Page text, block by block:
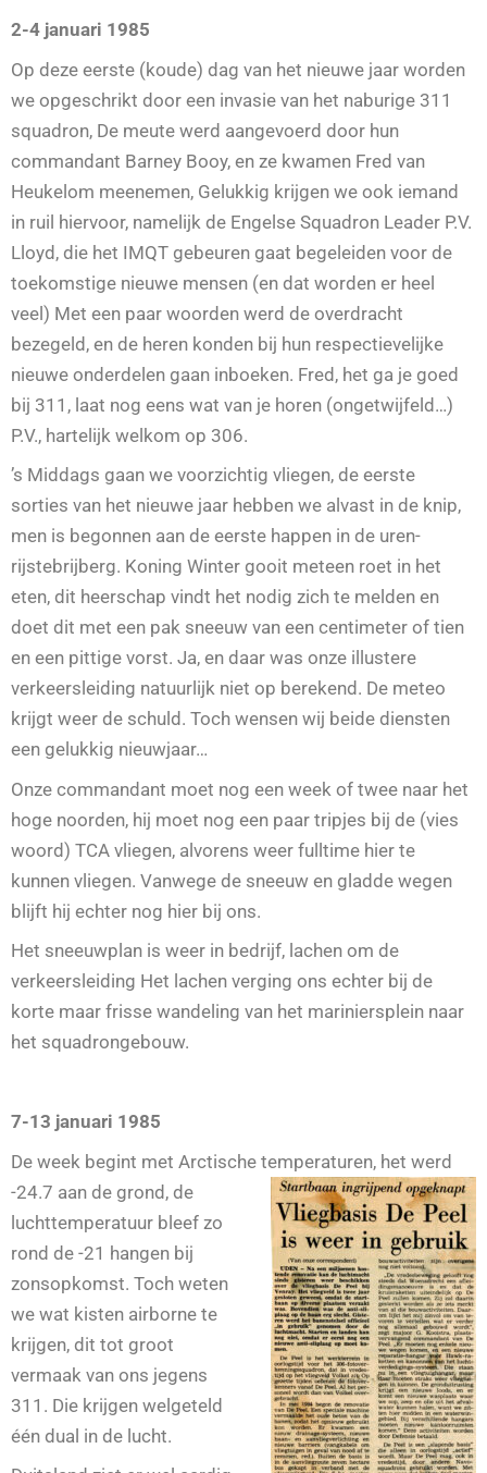
2-4 januari 1985
Op deze eerste (koude) dag van het nieuwe jaar worden
we opgeschrikt door een invasie van het naburige 311
squadron, De meute werd aangevoerd door hun
commandant Barney Booy, en ze kwamen Fred van
Heukelom meenemen, Gelukkig krijgen we ook iemand
in ruil hiervoor, namelijk de Engelse Squadron Leader P.V.
Lloyd, die het IMQT gebeuren gaat begeleiden voor de
toekomstige nieuwe mensen (en dat worden er heel
veel) Met een paar woorden werd de overdracht
bezegeld, en de heren konden bij hun respectievelijke
nieuwe onderdelen gaan inboeken. Fred, het ga je goed
bij 311, laat nog eens wat van je horen (ongetwijfeld…)
P.V., hartelijk welkom op 306.
’s Middags gaan we voorzichtig vliegen, de eerste
sorties van het nieuwe jaar hebben we alvast in de knip,
men is begonnen aan de eerste happen in de uren-
rijstebrijberg. Koning Winter gooit meteen roet in het
eten, dit heerschap vindt het nodig zich te melden en
doet dit met een pak sneeuw van een centimeter of tien
en een pittige vorst. Ja, en daar was onze illustere
verkeersleiding natuurlijk niet op berekend. De meteo
krijgt weer de schuld. Toch wensen wij beide diensten
een gelukkig nieuwjaar…
Onze commandant moet nog een week of twee naar het
hoge noorden, hij moet nog een paar tripjes bij de (vies
woord) TCA vliegen, alvorens weer fulltime hier te
kunnen vliegen. Vanwege de sneeuw en gladde wegen
blijft hij echter nog hier bij ons.
Het sneeuwplan is weer in bedrijf, lachen om de
verkeersleiding Het lachen verging ons echter bij de
korte maar frisse wandeling van het mariniersplein naar
het squadrongebouw.
7-13 januari 1985
De week begint met Arctische temperaturen, het werd
-24.7 aan de grond, de
luchttemperatuur bleef zo
rond de -21 hangen bij
zonsopkomst. Toch weten
we wat kisten airborne te
krijgen, dit tot groot
vermaak van ons jegens
311. Die krijgen welgeteld
één dual in de lucht.